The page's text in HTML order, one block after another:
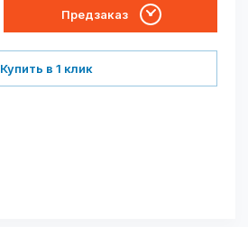
Предзаказ
Купить в 1 клик